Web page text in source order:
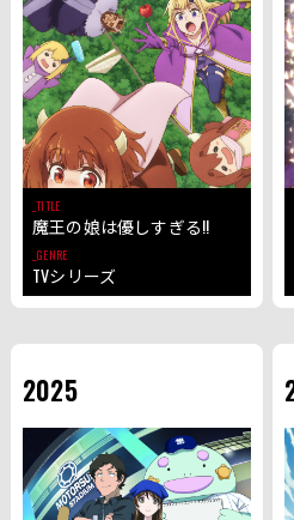
TITLE
魔王の娘は優しすぎる!!
GENRE
TVシリーズ